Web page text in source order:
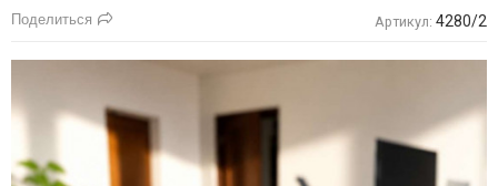
Поделиться Артикул: 4280/2